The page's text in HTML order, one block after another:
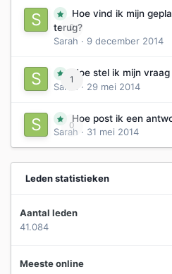
0
Hoe vind ik mijn
terug?
Sarah · 9 december 2014
1
Hoe stel ik mijn vraag
Sarah
· 29 mei 2014
0
Hoe post ik een
Sarah · 31 mei 2014
Leden statistieken
Aantal leden
41.084
Meeste online